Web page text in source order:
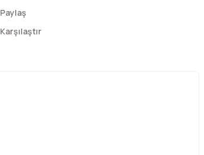
Paylaş
Karşılaştır